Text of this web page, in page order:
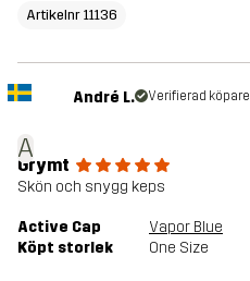
Artikelnr 11136
A
André L. Verifierad köpare
Grymt
Skön och snygg keps
Active Cap
Vapor Blue
Köpt storlek
One Size